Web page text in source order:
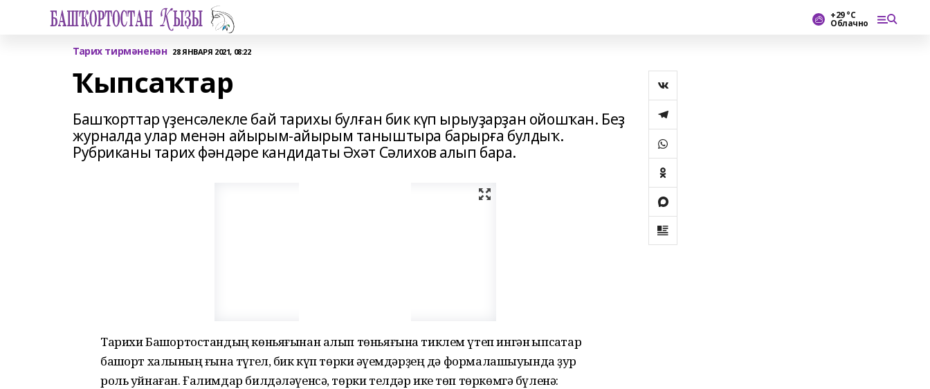
+29 °С
Облачно
Тарих тирмәненән 28 ЯНВАРЯ 2021, 08:22
Ҡыпсаҡтар
Башҡорттар үҙенсәлекле бай тарихы булған бик күп ырыуҙарҙан ойошҡан. Беҙ
журналда улар менән айырым-айырым таныштыра барырға булдыҡ.
Рубриканы тарих фәндәре кандидаты Әхәт Сәлихов алып бара.
Тарихи Башҡортостандың көньяғынан алып төньяғына тиклем үтеп ингән ҡыпсаҡтар
башҡорт халҡының ғына түгел, бик күп төрки ҡәүемдәрҙең дә формалашыуында ҙур
роль уйнаған. Ғалимдар билдәләүенсә, төрки телдәр ике төп төркөмгә бүленә: